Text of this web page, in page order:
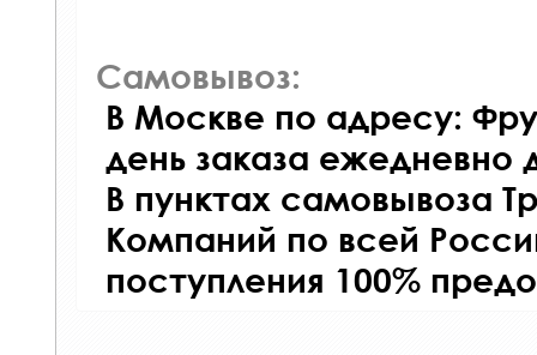
Самовывоз:
В Москве по адресу:
день заказа ежедневно
В пунктах самовывоза
Компаний по всей
поступления 100%